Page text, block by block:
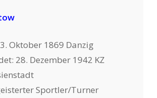
Oktober 1869 Danzig
28. Dezember 1942 KZ
Sportler/Turner